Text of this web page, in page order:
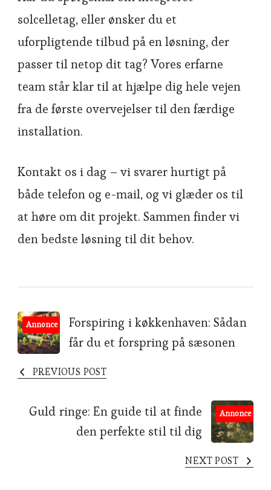
solcelletag, eller ønsker du et
uforpligtende tilbud på en løsning, der
passer til netop dit tag? Vores erfarne
team står klar til at hjælpe dig hele vejen
fra de første overvejelser til den færdige
installation.
Kontakt os i dag – vi svarer hurtigt på
både telefon og e-mail, og vi glæder os til
at høre om dit projekt. Sammen finder vi
den bedste løsning til dit behov.
Post
Navigation
Annonce
Forspiring i køkkenhaven: Sådan
får du et forspring på sæsonen
PREVIOUS POST
Annonce
Guld ringe: En guide til at finde
den perfekte stil til dig
NEXT POST